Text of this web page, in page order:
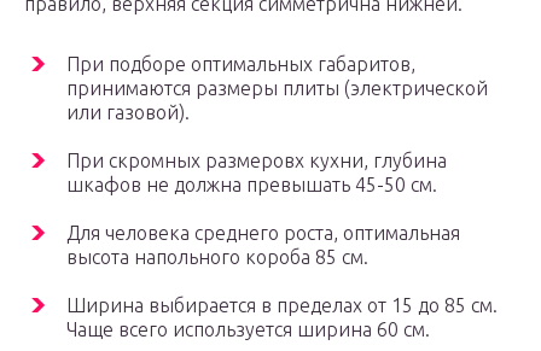
При подборе оптимальных габаритов,
принимаются размеры плиты (электрической
или газовой).
При скромных размеровх кухни, глубина
шкафов не должна превышать 45-50 см.
Для человека среднего роста, оптимальная
высота напольного короба 85 см.
Ширина выбирается в пределах от 15 до 85 см.
Чаще всего используется ширина 60 см.